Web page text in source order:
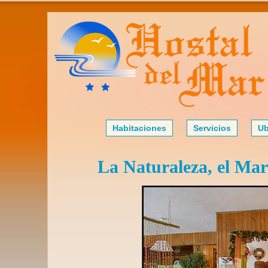
Habitaciones Servicios
La Naturaleza, el